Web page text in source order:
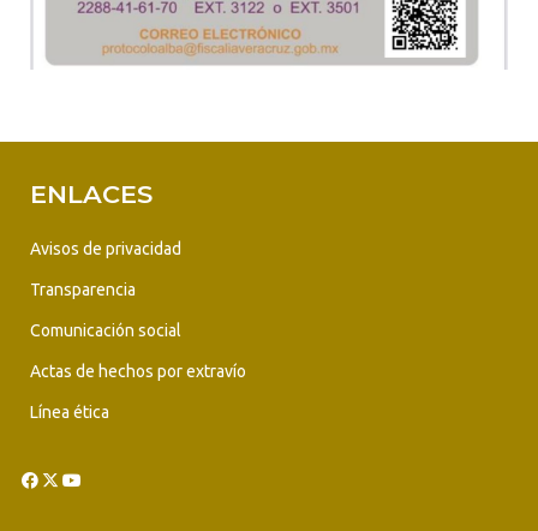
ENLACES
Avisos de privacidad
Transparencia
Comunicación social
Actas de hechos por extravío
Línea ética